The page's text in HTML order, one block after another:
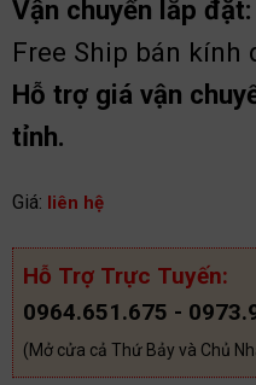
Vận chuyển lắp đặt:
Free Ship bán kính
Hỗ trợ giá vận
tỉnh.
Giá: liên hệ
Hỗ Trợ Trực Tuyến:
0964.651.675 -
(Mở cửa cả Thứ Bảy và Chủ